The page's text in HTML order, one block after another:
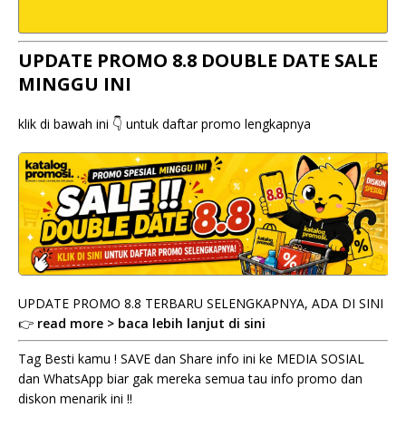
UPDATE PROMO 8.8 DOUBLE DATE SALE
MINGGU INI
klik di bawah ini 👇 untuk daftar promo lengkapnya
UPDATE PROMO 8.8 TERBARU SELENGKAPNYA, ADA DI SINI
👉 read more > baca lebih lanjut di sini
Tag Besti kamu ! SAVE dan Share info ini ke MEDIA SOSIAL
dan WhatsApp biar gak mereka semua tau info promo dan
diskon menarik ini !!